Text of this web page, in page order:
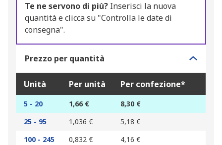
Te ne servono di più? Inserisci la nuova
quantità e clicca su "Controlla le date di
consegna".
Prezzo per quantità
Unità Per unità Per confezione*
5 - 20 1,66 €
8,30 €
25 - 95
1,036 €
5,18 €
100 - 245
0,832 €
4,16 €